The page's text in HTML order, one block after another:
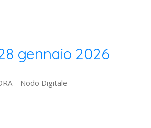
gennaio 2026
– Nodo Digitale